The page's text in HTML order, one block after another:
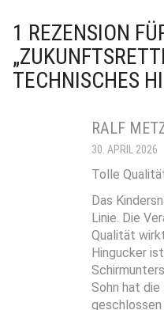
1 REZENSION
TECHNISCHES
RALF
30. APRIL 2026
Tolle
Das
Linie. Die
Qualität
Hingucker
Sohn hat